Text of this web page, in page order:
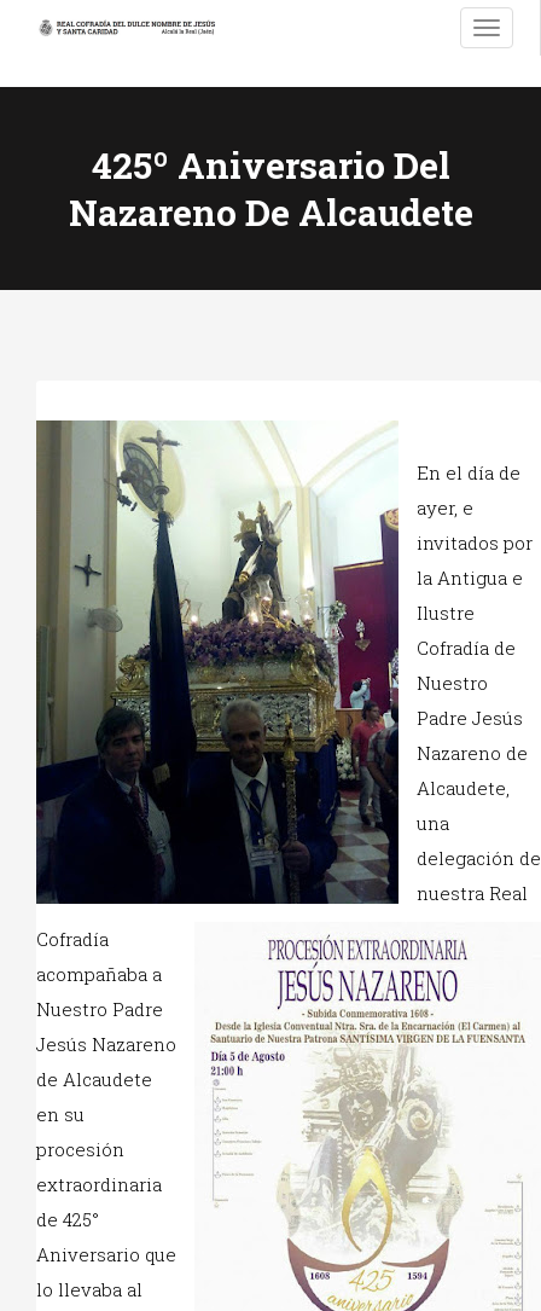
T
g
g
425º Aniversario Del
Nazareno De Alcaudete
En el día de
ayer, e
invitados por
la Antigua e
Ilustre
Cofradía de
Nuestro
Padre Jesús
Nazareno de
Alcaudete,
una
delegación de
nuestra Real
Cofradía
acompañaba a
Nuestro Padre
Jesús Nazareno
de Alcaudete
en su
procesión
extraordinaria
de 425°
Aniversario que
lo llevaba al